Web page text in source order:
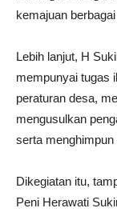
kemajuan
Lebih lanjut, H
mempunyai tugas
peraturan desa,
mengusulkan
serta
Dikegiatan itu,
Peni Herawati